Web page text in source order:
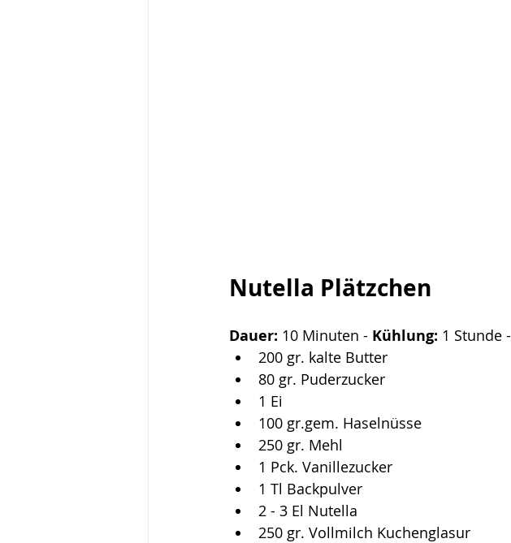
Nutella Plätzchen
Dauer: 10 Minuten - Kühlung: 1 Stunde -
200 gr. kalte Butter
80 gr. Puderzucker
1 Ei
100 gr.gem. Haselnüsse
250 gr. Mehl
1 Pck. Vanillezucker
1 Tl Backpulver
2 - 3 El Nutella
250 gr. Vollmilch Kuchenglasur